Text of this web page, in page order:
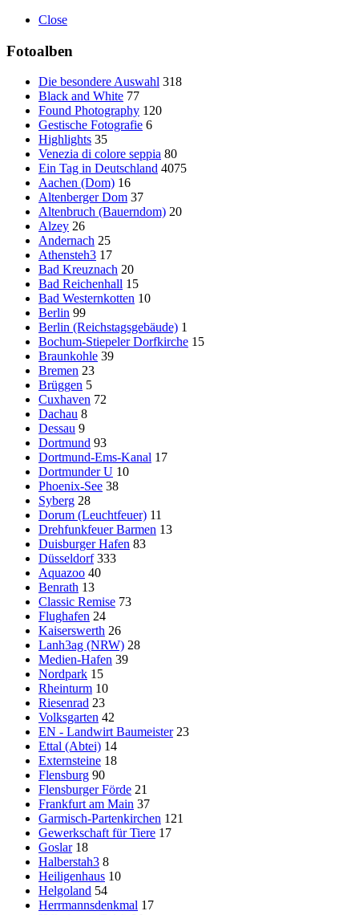
Close
Fotoalben
Die besondere Auswahl 318
Black and White 77
Found Photography 120
Gestische Fotografie 6
Highlights 35
Venezia di colore seppia 80
Ein Tag in Deutschland 4075
Aachen (Dom) 16
Altenberger Dom 37
Altenbruch (Bauerndom) 20
Alzey 26
Andernach 25
Athensteh3 17
Bad Kreuznach 20
Bad Reichenhall 15
Bad Westernkotten 10
Berlin 99
Berlin (Reichstagsgebäude) 1
Bochum-Stiepeler Dorfkirche 15
Braunkohle 39
Bremen 23
Brüggen 5
Cuxhaven 72
Dachau 8
Dessau 9
Dortmund 93
Dortmund-Ems-Kanal 17
Dortmunder U 10
Phoenix-See 38
Syberg 28
Dorum (Leuchtfeuer) 11
Drehfunkfeuer Barmen 13
Duisburger Hafen 83
Düsseldorf 333
Aquazoo 40
Benrath 13
Classic Remise 73
Flughafen 24
Kaiserswerth 26
Lanh3ag (NRW) 28
Medien-Hafen 39
Nordpark 15
Rheinturm 10
Riesenrad 23
Volksgarten 42
EN - Landwirt Baumeister 23
Ettal (Abtei) 14
Externsteine 18
Flensburg 90
Flensburger Förde 21
Frankfurt am Main 37
Garmisch-Partenkirchen 121
Gewerkschaft für Tiere 17
Goslar 18
Halberstah3 8
Heiligenhaus 10
Helgoland 54
Herrmannsdenkmal 17